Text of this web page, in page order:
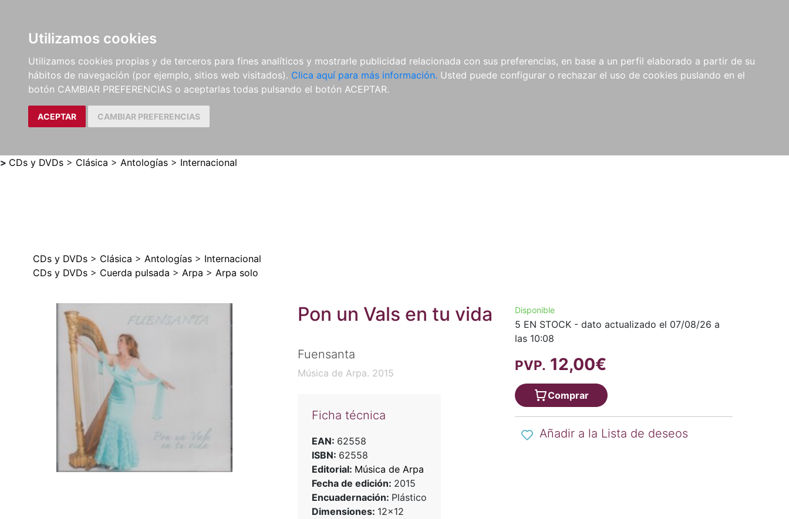
Utilizamos cookies
Utilizamos cookies propias y de terceros para fines analíticos y mostrarle publicidad relacionada con sus preferencias, en base a un perfil elaborado a partir de su
hábitos de navegación (por ejemplo, sitios web visitados). Clica aquí para más información. Usted puede configurar o rechazar el uso de cookies puslando en el
botón CAMBIAR PREFERENCIAS o aceptarlas todas pulsando el botón ACEPTAR.
ACEPTAR CAMBIAR PREFERENCIAS
LIBROS
MÉTODOS Y
EJERCICIOS
PARTITURAS Y EDICIONES
CRÍTICAS
REVISTAS
CDS Y
DVDS
MATERIAL
COMPLEMENTARIO
NOVEDADES NOTICIAS
COMPRAS
INSTITUCIONALES
> CDs y DVDs > Clásica > Antologías > Internacional
CDs y DVDs > Clásica > Antologías > Internacional
CDs y DVDs > Cuerda pulsada > Arpa > Arpa solo
Pon un Vals en tu vida
Fuensanta
Música de Arpa. 2015
Ficha técnica
EAN: 62558
ISBN: 62558
Editorial: Música de Arpa
Fecha de edición: 2015
Encuadernación: Plástico
Dimensiones: 12x12
Disponible
5 EN STOCK - dato actualizado el 07/08/26 a
las 10:08
PVP. 12,00€
Comprar
Añadir a la Lista de deseos